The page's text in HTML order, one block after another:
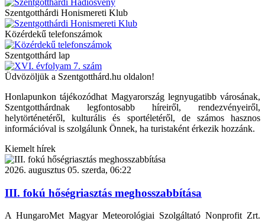
Szentgotthárdi Honismereti Klub
Közérdekű telefonszámok
Szentgotthárd lap
Üdvözöljük a Szentgotthárd.hu oldalon!
Honlapunkon tájékozódhat Magyarország legnyugatibb városának,
Szentgotthárdnak legfontosabb híreiről, rendezvényeiről,
helytörténetéről, kulturális és sportéletéről, de számos hasznos
információval is szolgálunk Önnek, ha turistaként érkezik hozzánk.
Kiemelt hírek
2026. augusztus 05. szerda, 06:22
III. fokú hőségriasztás meghosszabbítása
A HungaroMet Magyar Meteorológiai Szolgáltató Nonprofit Zrt.